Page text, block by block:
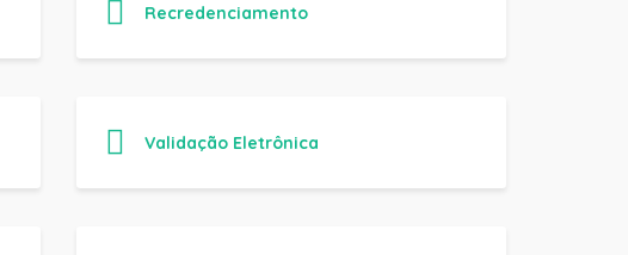
Recredenciamento
Validação Eletrônica